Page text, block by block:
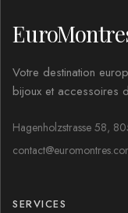
Votre destination
bijoux et accessoires
Hagenholzstrasse 58,
SERVICES